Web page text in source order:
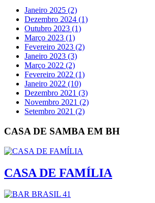
Janeiro 2025 (2)
Dezembro 2024 (1)
Outubro 2023 (1)
Março 2023 (1)
Fevereiro 2023 (2)
Janeiro 2023 (3)
Março 2022 (2)
Fevereiro 2022 (1)
Janeiro 2022 (10)
Dezembro 2021 (3)
Novembro 2021 (2)
Setembro 2021 (2)
CASA DE SAMBA EM BH
CASA DE FAMÍLIA